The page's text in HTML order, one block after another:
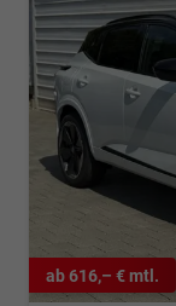
ab 616,– € mtl.